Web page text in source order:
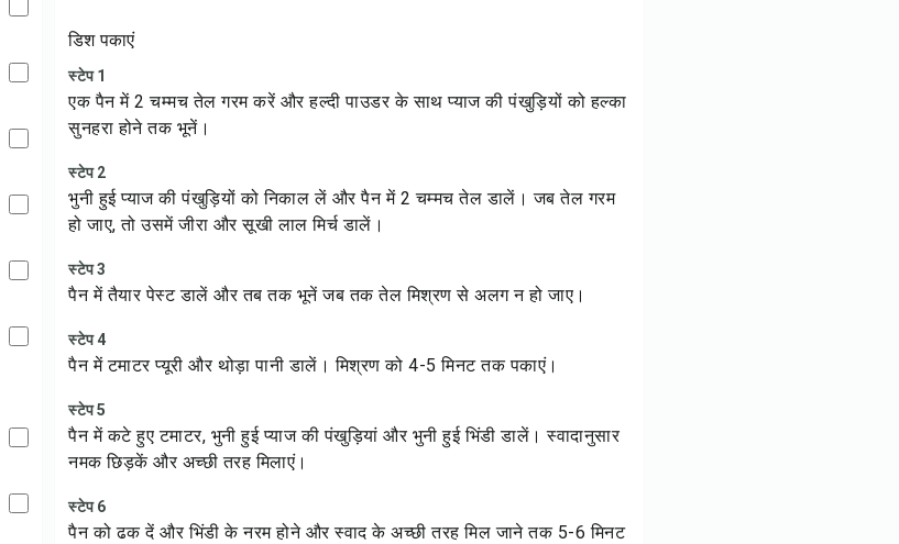
डिश पकाएं
स्टेप 1
एक पैन में 2 चम्मच तेल गरम करें और हल्दी पाउडर के साथ प्याज की पंखुड़ियों को हल्का
सुनहरा होने तक भूनें।
स्टेप 2
भुनी हुई प्याज की पंखुड़ियों को निकाल लें और पैन में 2 चम्मच तेल डालें। जब तेल गरम
हो जाए, तो उसमें जीरा और सूखी लाल मिर्च डालें।
स्टेप 3
पैन में तैयार पेस्ट डालें और तब तक भूनें जब तक तेल मिश्रण से अलग न हो जाए।
स्टेप 4
पैन में टमाटर प्यूरी और थोड़ा पानी डालें। मिश्रण को 4-5 मिनट तक पकाएं।
स्टेप 5
पैन में कटे हुए टमाटर, भुनी हुई प्याज की पंखुड़ियां और भुनी हुई भिंडी डालें। स्वादानुसार
नमक छिड़कें और अच्छी तरह मिलाएं।
स्टेप 6
पैन को ढक दें और भिंडी के नरम होने और स्वाद के अच्छी तरह मिल जाने तक 5-6 मिनट